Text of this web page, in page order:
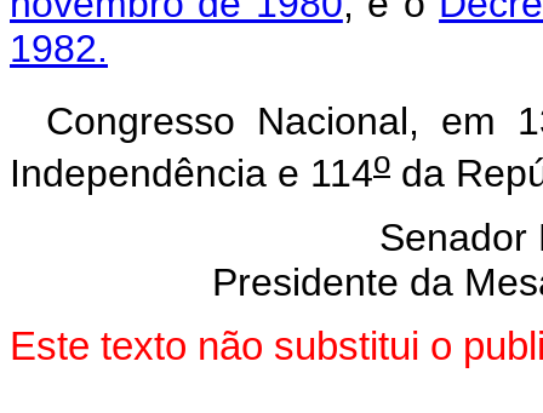
1982.
Congresso Nacional, em
Independência e 114o da
Senador
Presidente da
Este texto não substitui o